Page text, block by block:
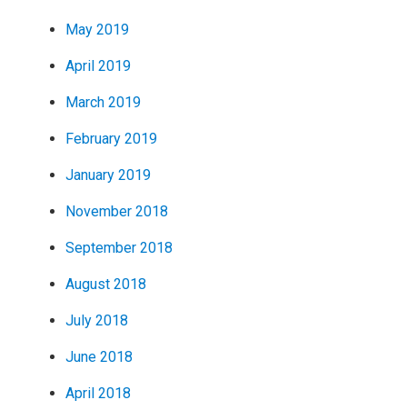
May 2019
April 2019
March 2019
February 2019
January 2019
November 2018
September 2018
August 2018
July 2018
June 2018
April 2018